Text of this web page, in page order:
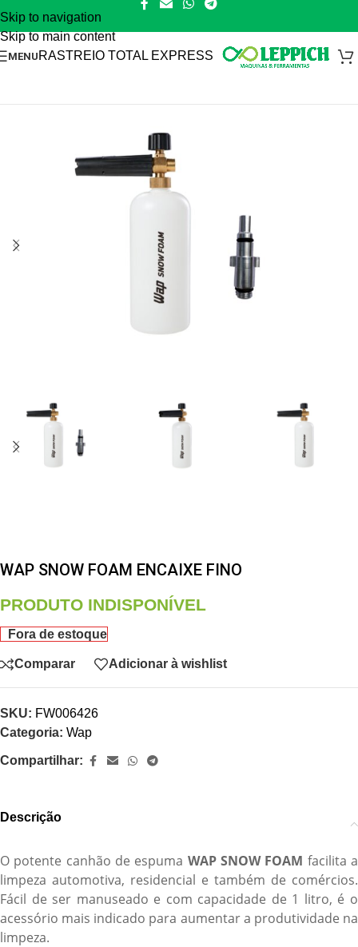
Skip to navigation
Skip to main content
MENU RASTREIO TOTAL EXPRESS
WAP SNOW FOAM ENCAIXE FINO
PRODUTO INDISPONÍVEL
Fora de estoque
Comparar Adicionar à wishlist
SKU: FW006426
Categoria: Wap
Compartilhar:
Descrição
O potente canhão de espuma WAP SNOW FOAM facilita a
limpeza automotiva, residencial e também de comércios.
Fácil de ser manuseado e com capacidade de 1 litro, é o
acessório mais indicado para aumentar a produtividade na
limpeza.